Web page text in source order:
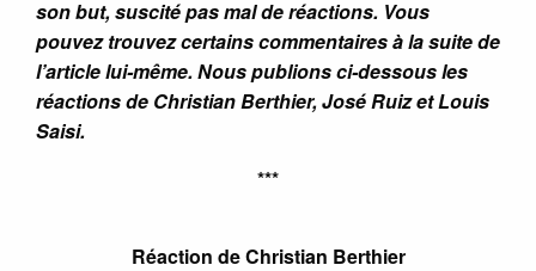
son but, suscité pas mal de réactions. Vous
pouvez trouvez certains commentaires à la suite de
l’article lui-même. Nous publions ci-dessous les
réactions de Christian Berthier, José Ruiz et Louis
Saisi.
***
Réaction de Christian Berthier